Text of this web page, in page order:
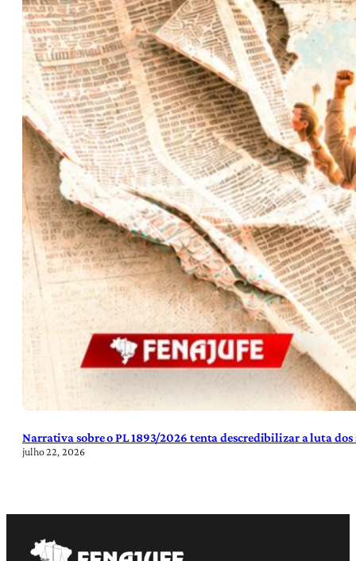
Narrativa sobre o PL 1893/2026 tenta descredibilizar a luta
julho 22, 2026